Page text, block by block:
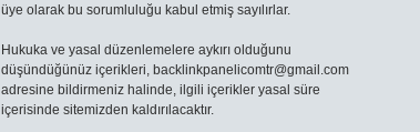
üye olarak bu sorumluluğu kabul etmiş sayılırlar.
Hukuka ve yasal düzenlemelere aykırı olduğunu
düşündüğünüz içerikleri, backlinkpanelicomtr@gmail.com
adresine bildirmeniz halinde, ilgili içerikler yasal süre
içerisinde sitemizden kaldırılacaktır.